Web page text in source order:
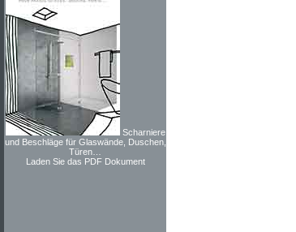
Scharniere
und Beschläge für Glaswände, Duschen,
Türen…
Laden Sie das PDF Dokument